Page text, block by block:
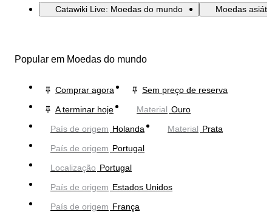
Catawiki Live: Moedas do mundo Moedas
Popular em Moedas do mundo
Comprar agora
Sem preço de reserva
A terminar hoje
Material Ouro
País de origem Holanda Material Prata
País de origem Portugal
Localização Portugal
País de origem Estados Unidos
País de origem França